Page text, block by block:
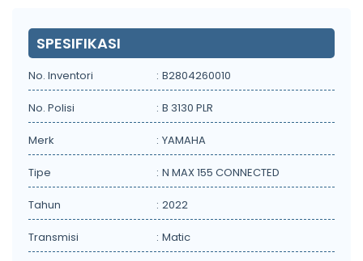
SPESIFIKASI
No. Inventori : B2804260010
No. Polisi : B 3130 PLR
Merk : YAMAHA
Tipe : N MAX 155 CONNECTED
Tahun : 2022
Transmisi : Matic